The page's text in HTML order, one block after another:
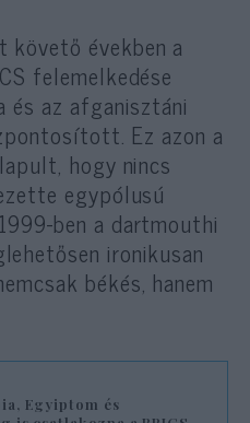
követő években a
felemelkedése
az afganisztáni
Ez azon a
hogy nincs
egypólusú
ben a dartmouthi
ironikusan
békés, hanem
Egyiptom és